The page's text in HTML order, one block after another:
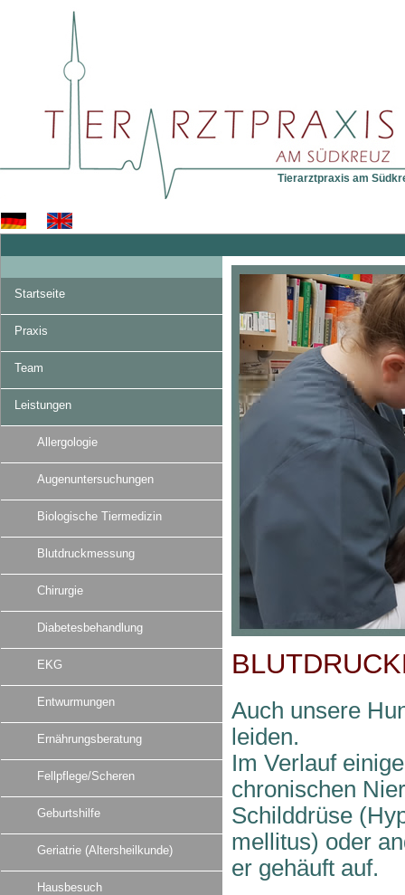
Tierarztpraxis am
Startseite
Praxis
Team
Leistungen
Allergologie
Augenuntersuchungen
Biologische Tiermedizin
Blutdruckmessung
Chirurgie
Diabetesbehandlung
EKG
Entwurmungen
Ernährungsberatung
Fellpflege/Scheren
Geburtshilfe
Geriatrie (Altersheilkunde)
Hausbesuch
Auch unsere
leiden.
Im Verlauf
chronischen
Schilddrüse
mellitus) oder
er gehäuft auf.